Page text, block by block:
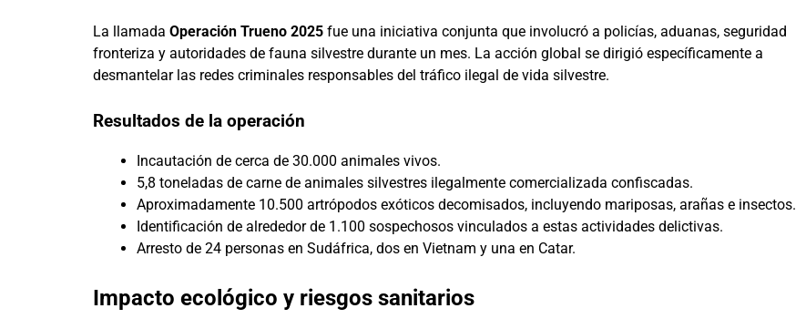
La llamada Operación Trueno 2025 fue una iniciativa conjunta que involucró a policías, aduanas, seguridad
fronteriza y autoridades de fauna silvestre durante un mes. La acción global se dirigió específicamente a
desmantelar las redes criminales responsables del tráfico ilegal de vida silvestre.
Resultados de la operación
Incautación de cerca de 30.000 animales vivos.
5,8 toneladas de carne de animales silvestres ilegalmente comercializada confiscadas.
Aproximadamente 10.500 artrópodos exóticos decomisados, incluyendo mariposas, arañas e insectos.
Identificación de alrededor de 1.100 sospechosos vinculados a estas actividades delictivas.
Arresto de 24 personas en Sudáfrica, dos en Vietnam y una en Catar.
Impacto ecológico y riesgos sanitarios